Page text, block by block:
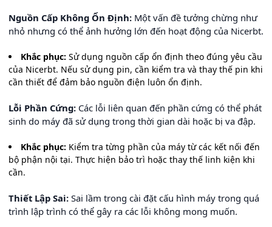
Nguồn Cấp Không Ổn Định: Một vấn đề tưởng chừng như
nhỏ nhưng có thể ảnh hưởng lớn đến hoạt động của Nicerbt.
Khắc phục: Sử dụng nguồn cấp ổn định theo đúng yêu cầu
của Nicerbt. Nếu sử dụng pin, cần kiểm tra và thay thế pin khi
cần thiết để đảm bảo nguồn điện luôn ổn định.
Lỗi Phần Cứng: Các lỗi liên quan đến phần cứng có thể phát
sinh do máy đã sử dụng trong thời gian dài hoặc bị va đập.
Khắc phục: Kiểm tra từng phần của máy từ các kết nối đến
bộ phận nội tại. Thực hiện bảo trì hoặc thay thế linh kiện khi
cần.
Thiết Lập Sai: Sai lầm trong cài đặt cấu hình máy trong quá
trình lập trình có thể gây ra các lỗi không mong muốn.